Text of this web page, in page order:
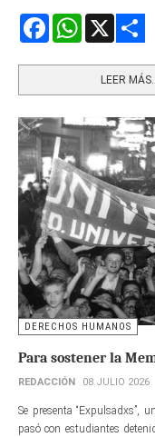
FacebookWhatsApp
LEER
DERECHOS HUMANOS
Para sostener la
REDACCIÓN 08 JULIO 2026
Se presenta “Expulsadxs”,
pasó con estudiantes